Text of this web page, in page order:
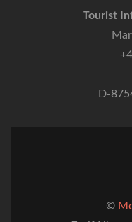
Tourist
D-
©